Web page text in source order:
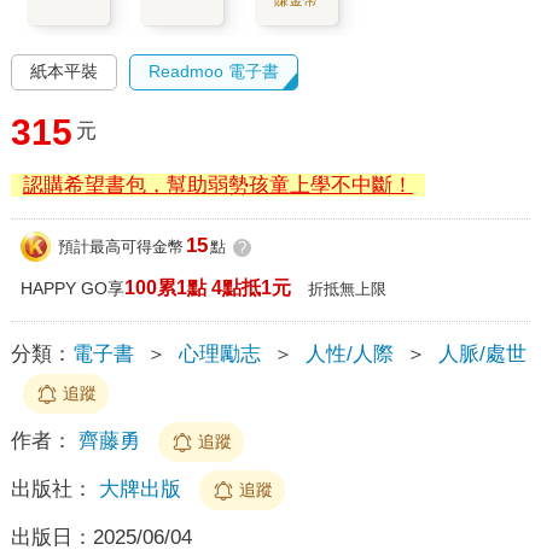
紙本平裝 Readmoo 電子書
315 元
認購希望書包，幫助弱勢孩童上學不中斷！
預計最高可得金幣 15點 ?
HAPPY GO享100累1點 4點抵1元 折抵無上限
分類： 電子書 ＞ 心理勵志 ＞ 人性/人際 ＞ 人脈/處世
追蹤
作者： 齊藤勇 追蹤
出版社： 大牌出版 追蹤
出版日： 2025/06/04